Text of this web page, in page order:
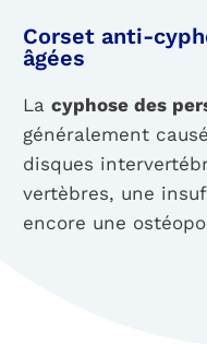
Corset anti-
âgées
La cyphose des
généralement
disques
vertèbres, une
encore une